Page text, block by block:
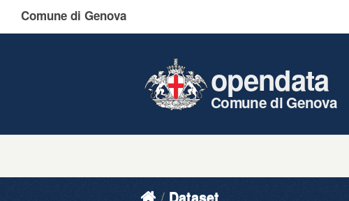
Comune di Genova
opendata
Comune di Genova
Dataset